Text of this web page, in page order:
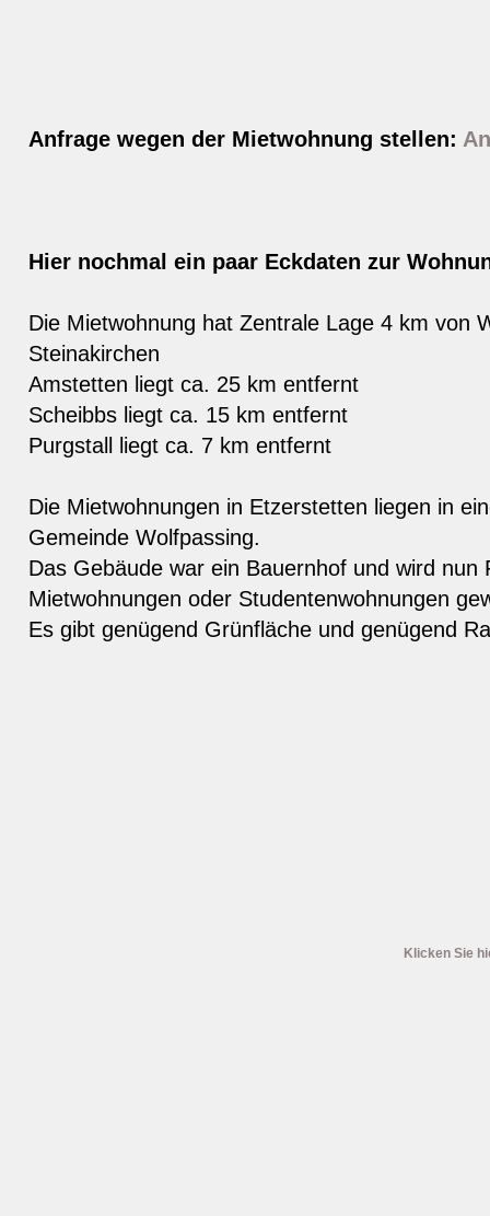
Anfrage wegen der Mietwohnung stellen:
Hier nochmal ein paar Eckdaten zur
Die Mietwohnung hat Zentrale Lage 4 km von
Steinakirchen
Amstetten liegt ca. 25 km entfernt
Scheibbs liegt ca. 15 km entfernt
Purgstall liegt ca. 7 km entfernt
Die Mietwohnungen in Etzerstetten liegen in
Gemeinde Wolfpassing.
Das Gebäude war ein Bauernhof und wird nun
Mietwohnungen oder Studentenwohnungen
Es gibt genügend Grünfläche und genügend
Klicken Sie